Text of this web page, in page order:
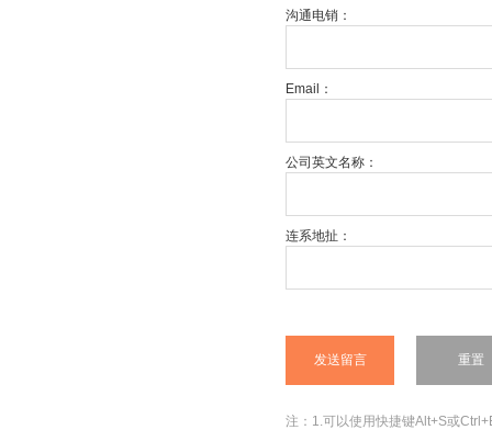
沟通电销：
Email：
公司英文名称：
连系地扯：
注：1.可以使用快捷键Alt+S或